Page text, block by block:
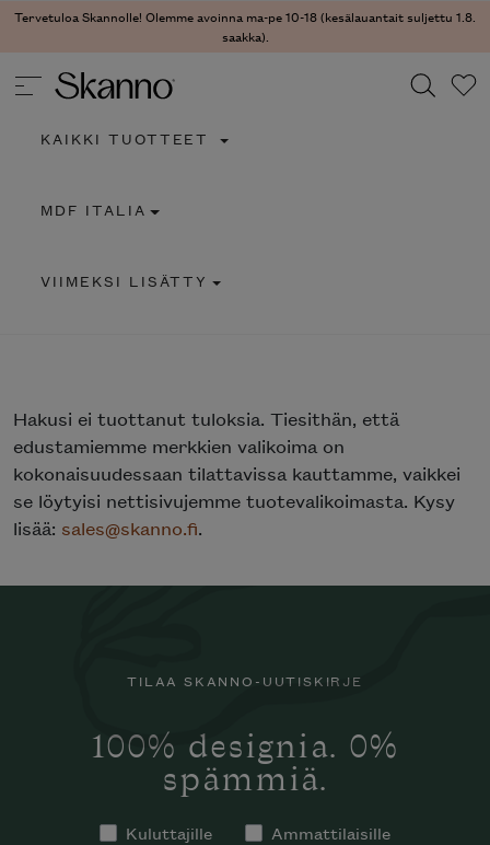
Tervetuloa Skannolle! Olemme avoinna ma-pe 10-18 (kesälauantait suljettu 1.8.
saakka).
Type 2 or more characters for results.
KAIKKI TUOTTEET
MDF ITALIA
VIIMEKSI LISÄTTY
Hakusi ei tuottanut tuloksia. Tiesithän, että
edustamiemme merkkien valikoima on
kokonaisuudessaan tilattavissa kauttamme, vaikkei
se löytyisi nettisivujemme tuotevalikoimasta. Kysy
lisää: sales@skanno.fi.
TILAA SKANNO-UUTISKIRJE
100% designia. 0%
spämmiä.
Kuluttajille Ammattilaisille